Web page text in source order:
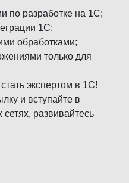
по разработке на 1С;
1С;
обработками;
только для
экспертом в 1С!
и вступайте в
развивайтесь